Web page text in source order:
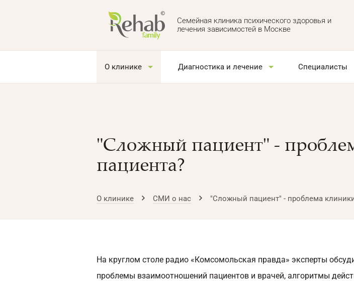
Семейная клиника психического здоровья и
лечения зависимостей в Москве
О клинике Диагностика и лечение Специалисты
"Сложный пациент" -
пациента?
О клинике СМИ о нас "Сложный пациент" - проблема
На круглом столе радио «Комсомольская правда» эксперты
проблемы взаимоотношений пациентов и врачей, алгоритмы